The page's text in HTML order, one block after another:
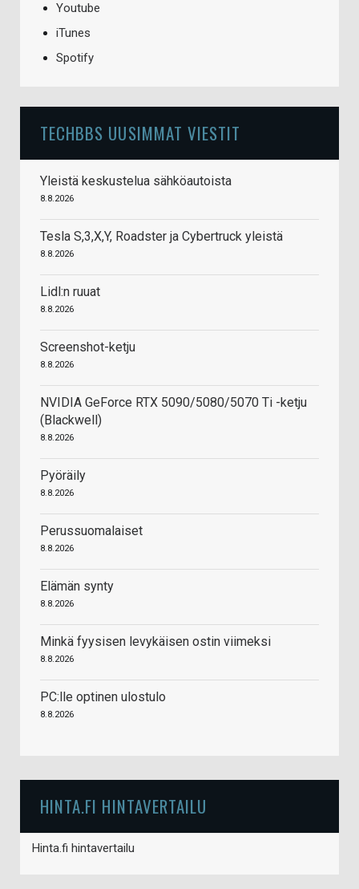
Youtube
iTunes
Spotify
TECHBBS UUSIMMAT VIESTIT
Yleistä keskustelua sähköautoista
8.8.2026
Tesla S,3,X,Y, Roadster ja Cybertruck yleistä
8.8.2026
Lidl:n ruuat
8.8.2026
Screenshot-ketju
8.8.2026
NVIDIA GeForce RTX 5090/5080/5070 Ti -ketju
(Blackwell)
8.8.2026
Pyöräily
8.8.2026
Perussuomalaiset
8.8.2026
Elämän synty
8.8.2026
Minkä fyysisen levykäisen ostin viimeksi
8.8.2026
PC:lle optinen ulostulo
8.8.2026
HINTA.FI HINTAVERTAILU
Hinta.fi hintavertailu